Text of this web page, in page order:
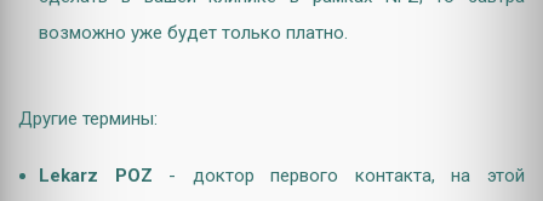
возможно уже будет только платно.
Другие термины:
Lekarz POZ - доктор первого контакта, на этой